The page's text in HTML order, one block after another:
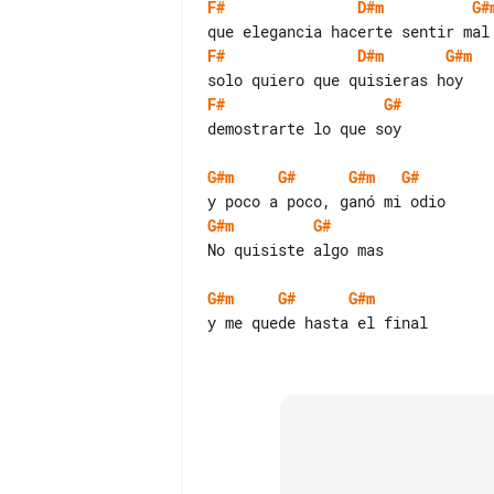
F# D#m
F#
D#m
G#m
F#
G#
demostrarte lo que soy
G#m G# G#m
G#
G#m
G#
No quisiste algo mas
G#m G#
G#m
y me quede hasta el final